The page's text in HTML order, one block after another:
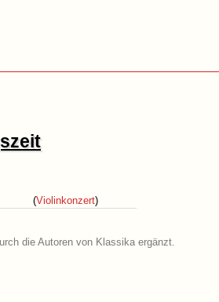
(Violinkonzert)
die Autoren von Klassika ergänzt.